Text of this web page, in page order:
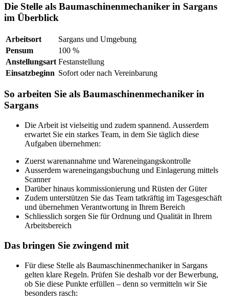
Die Stelle als Baumaschinenmechaniker in Sargans
im Überblick
Arbeitsort
Sargans und Umgebung
Pensum
100 %
Anstellungsart Festanstellung
Einsatzbeginn Sofort oder nach Vereinbarung
So arbeiten Sie als Baumaschinenmechaniker in
Sargans
Die Arbeit ist vielseitig und zudem spannend. Ausserdem
erwartet Sie ein starkes Team, in dem Sie täglich diese
Aufgaben übernehmen:
Zuerst warenannahme und Wareneingangskontrolle
Ausserdem wareneingangsbuchung und Einlagerung mittels
Scanner
Darüber hinaus kommissionierung und Rüsten der Güter
Zudem unterstützen Sie das Team tatkräftig im Tagesgeschäft
und übernehmen Verantwortung in Ihrem Bereich
Schliesslich sorgen Sie für Ordnung und Qualität in Ihrem
Arbeitsbereich
Das bringen Sie zwingend mit
Für diese Stelle als Baumaschinenmechaniker in Sargans
gelten klare Regeln. Prüfen Sie deshalb vor der Bewerbung,
ob Sie diese Punkte erfüllen – denn so vermitteln wir Sie
besonders rasch: